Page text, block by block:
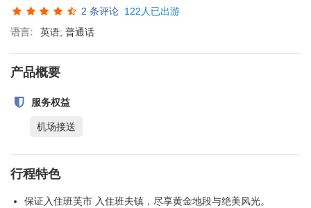
2 条评论 122人已出游
语言:
英语; 普通话
产品概要
服务权益
机场接送
行程特色
保证入住班芙市 入住班夫镇，尽享黄金地段与绝美风光。